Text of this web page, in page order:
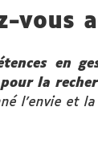
vous
en
la
l’envie et